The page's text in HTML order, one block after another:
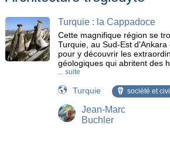
Turquie : la Cappadoce
Cette magnifique région se
Turquie, au Sud-Est
pour y découvrir les
géologiques qui abritent des
... suite
Turquie société et
Jean-Marc
Buchler